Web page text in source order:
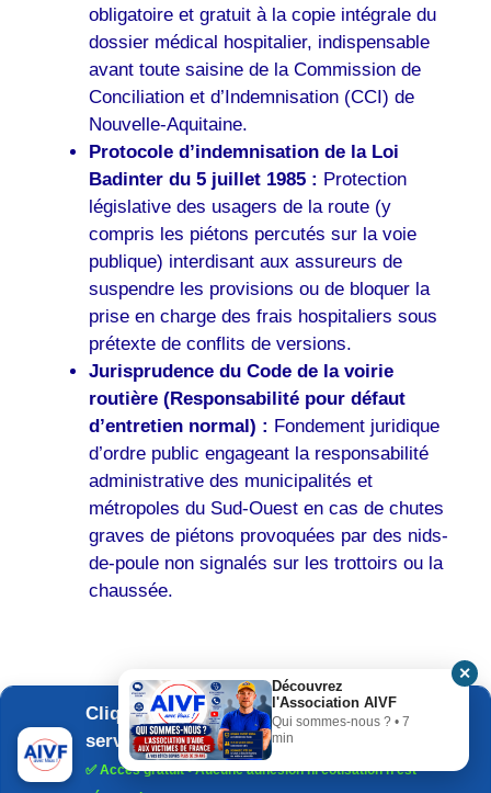
obligatoire et gratuit à la copie intégrale du
dossier médical hospitalier, indispensable
avant toute saisine de la Commission de
Conciliation et d’Indemnisation (CCI) de
Nouvelle-Aquitaine.
Protocole d’indemnisation de la Loi
Badinter du 5 juillet 1985 : Protection
législative des usagers de la route (y
compris les piétons percutés sur la voie
publique) interdisant aux assureurs de
suspendre les provisions ou de bloquer la
prise en charge des frais hospitaliers sous
prétexte de conflits de versions.
Jurisprudence du Code de la voirie
routière (Responsabilité pour défaut
d’entretien normal) : Fondement juridique
d’ordre public engageant la responsabilité
administrative des municipalités et
métropoles du Sud-Ouest en cas de chutes
graves de piétons provoquées par des nids-
de-poule non signalés sur les trottoirs ou la
chaussée.
Cliquez ici pour découvrir les 8
services de l'AIVF
✅Accès gratuit• Aucune adhésion ni cotisation n'est
Découvrez
l'Association AIVF
Qui sommes-nous ? • 7
min
✕